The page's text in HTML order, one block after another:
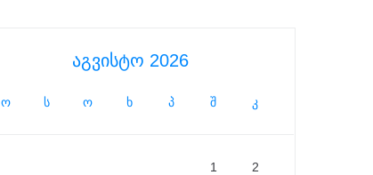
აგვისტო 2026
ო ს ო ხ პ შ კ
1 2